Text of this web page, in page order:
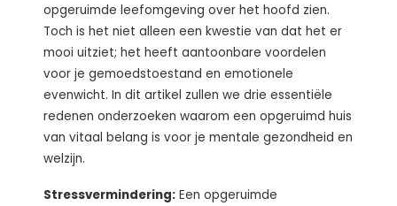
opgeruimde leefomgeving over het hoofd zien.
Toch is het niet alleen een kwestie van dat het er
mooi uitziet; het heeft aantoonbare voordelen
voor je gemoedstoestand en emotionele
evenwicht. In dit artikel zullen we drie essentiële
redenen onderzoeken waarom een opgeruimd huis
van vitaal belang is voor je mentale gezondheid en
welzijn.
Stressvermindering:Een opgeruimde